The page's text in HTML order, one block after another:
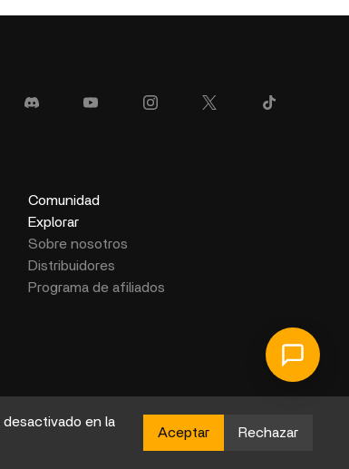
en la
Aceptar Rechazar
Comunidad
Explorar
Sobre nosotros
Distribuidores
Programa de afiliados